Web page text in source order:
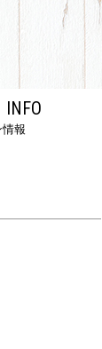
INFO
報